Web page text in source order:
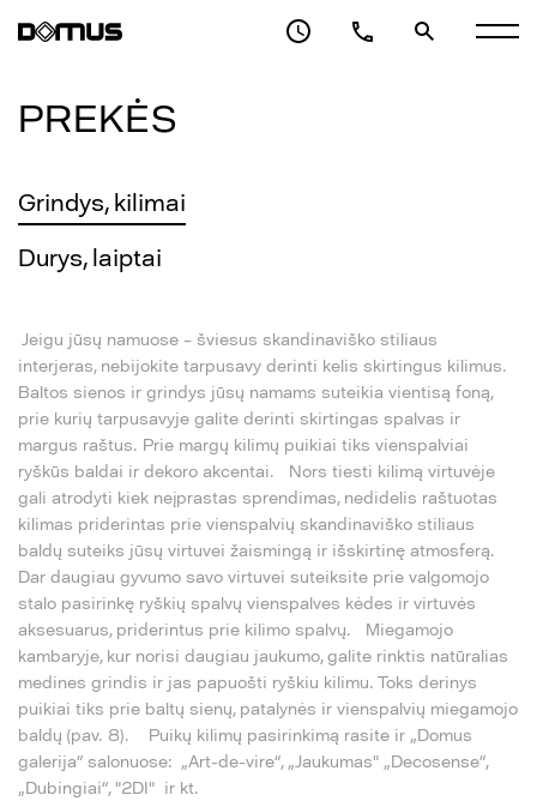
PREKĖS
Grindys, kilimai
Durys, laiptai
Jeigu jūsų namuose – šviesus skandinaviško stiliaus
interjeras, nebijokite tarpusavy derinti kelis skirtingus kilimus.
Baltos sienos ir grindys jūsų namams suteikia vientisą foną,
prie kurių tarpusavyje galite derinti skirtingas spalvas ir
margus raštus. Prie margų kilimų puikiai tiks vienspalviai
ryškūs baldai ir dekoro akcentai. Nors tiesti kilimą virtuvėje
gali atrodyti kiek neįprastas sprendimas, nedidelis raštuotas
kilimas priderintas prie vienspalvių skandinaviško stiliaus
baldų suteiks jūsų virtuvei žaismingą ir išskirtinę atmosferą.
Dar daugiau gyvumo savo virtuvei suteiksite prie valgomojo
stalo pasirinkę ryškių spalvų vienspalves kėdes ir virtuvės
aksesuarus, priderintus prie kilimo spalvų. Miegamojo
kambaryje, kur norisi daugiau jaukumo, galite rinktis natūralias
medines grindis ir jas papuošti ryškiu kilimu. Toks derinys
puikiai tiks prie baltų sienų, patalynės ir vienspalvių miegamojo
baldų (pav. 8). Puikų kilimų pasirinkimą rasite ir „Domus
galerija“ salonuose: „Art-de-vire“, „Jaukumas" „Decosense“,
„Dubingiai“, "2DI" ir kt.